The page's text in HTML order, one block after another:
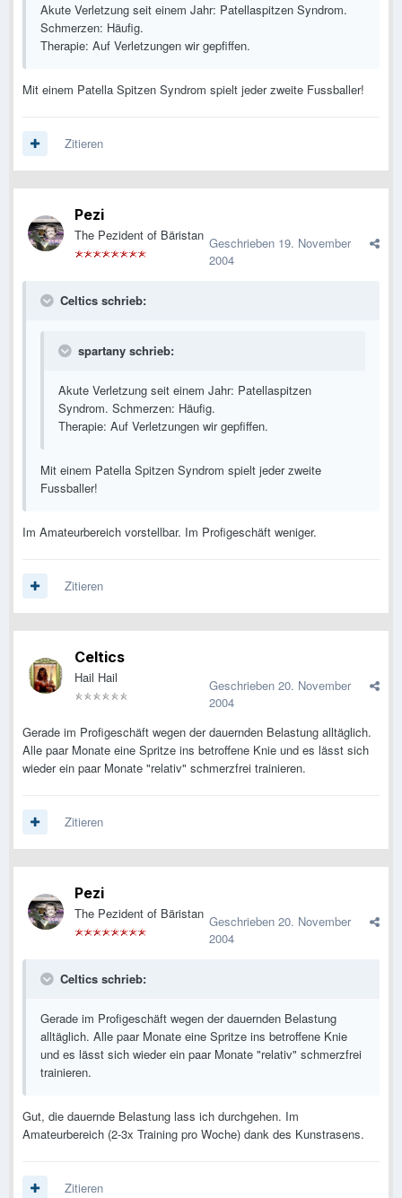
Akute Verletzung seit einem Jahr: Patellaspitzen Syndrom.
Schmerzen: Häufig.
Therapie: Auf Verletzungen wir gepfiffen.
Mit einem Patella Spitzen Syndrom spielt jeder zweite Fussballer!
Zitieren
Pezi
The Pezident of Bäristan Geschrieben 19. November
2004
Celtics schrieb:
spartany schrieb:
Akute Verletzung seit einem Jahr: Patellaspitzen
Syndrom. Schmerzen: Häufig.
Therapie: Auf Verletzungen wir gepfiffen.
Mit einem Patella Spitzen Syndrom spielt jeder zweite
Fussballer!
Im Amateurbereich vorstellbar. Im Profigeschäft weniger.
Zitieren
Celtics
Hail Hail Geschrieben 20. November
2004
Gerade im Profigeschäft wegen der dauernden Belastung alltäglich.
Alle paar Monate eine Spritze ins betroffene Knie und es lässt sich
wieder ein paar Monate "relativ" schmerzfrei trainieren.
Zitieren
Pezi
The Pezident of Bäristan Geschrieben 20. November
2004
Celtics schrieb:
Gerade im Profigeschäft wegen der dauernden Belastung
alltäglich. Alle paar Monate eine Spritze ins betroffene Knie
und es lässt sich wieder ein paar Monate "relativ" schmerzfrei
trainieren.
Gut, die dauernde Belastung lass ich durchgehen. Im
Amateurbereich (2-3x Training pro Woche) dank des Kunstrasens.
Zitieren